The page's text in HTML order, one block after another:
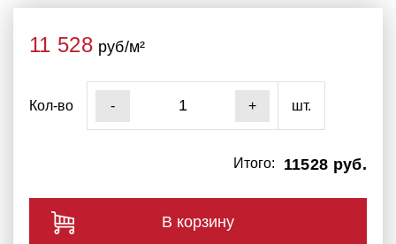
11 528 руб/м²
Кол-во - + шт.
11528 руб.
Итого:
В корзину